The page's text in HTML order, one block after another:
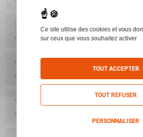
BASE POUR
CLEF ET VIS AIMPOINT
BASE MICRO DRILLING AVEC
BASE MICRO BLASER R93 ET
Ce site utilise des cookies et vous
sur ceux que vous souhaitez activer
TOUT ACCEPTER
TOUT REFUSER
PERSONNALISER